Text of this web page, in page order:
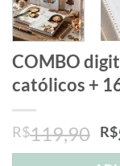
COMBO
católicos +
R$119,90 O
R$